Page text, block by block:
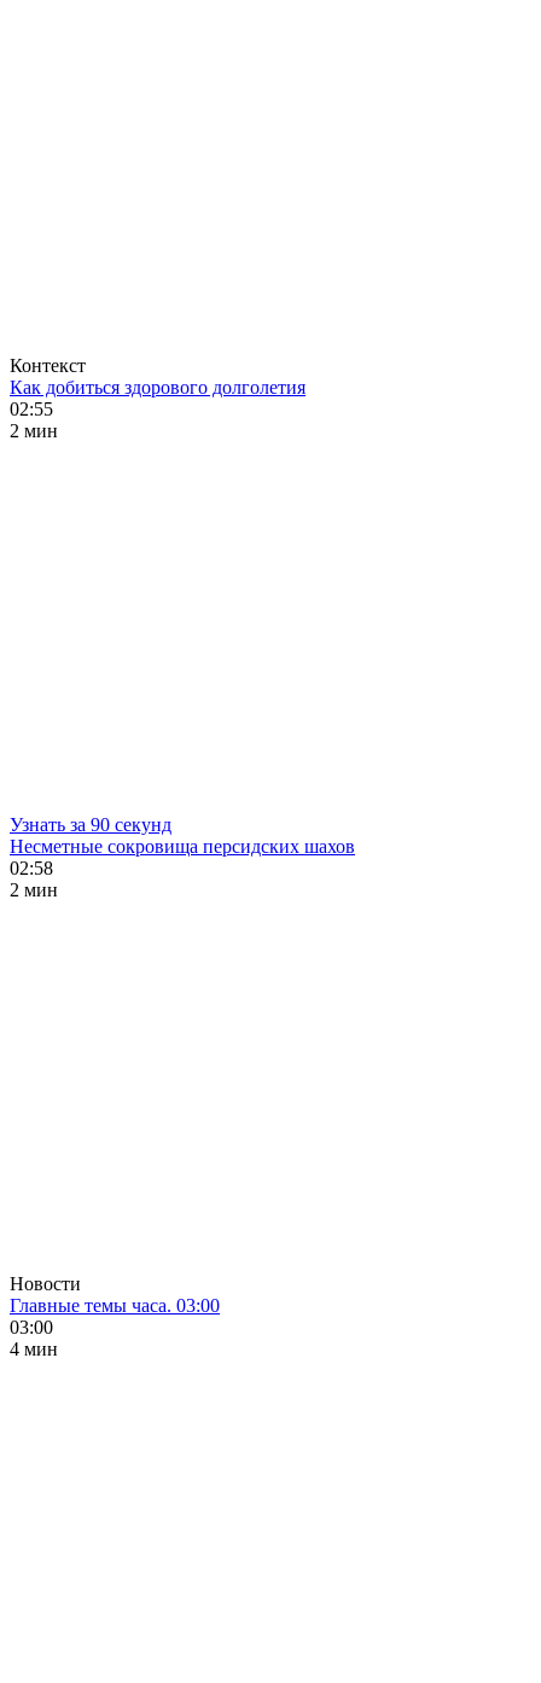
Контекст
Как добиться здорового долголетия
02:55
2 мин
Узнать за 90 секунд
Несметные сокровища персидских шахов
02:58
2 мин
Новости
Главные темы часа. 03:00
03:00
4 мин